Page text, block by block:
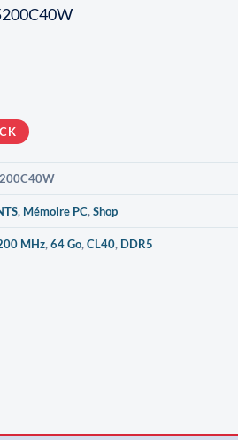
, Mémoire PC,Shop
MHz,64 Go,CL40, DDR5